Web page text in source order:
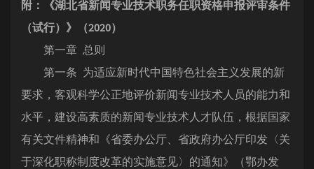
附：《湖北省新闻专业技术职务任职资格申报评审条件
（试行）》（2020）
第一章 总则
第一条 为适应新时代中国特色社会主义发展的新
要求，客观科学公正地评价新闻专业技术人员的能力和
水平，建设高素质的新闻专业技术人才队伍，根据国家
有关文件精神和《省委办公厅、省政府办公厅印发〈关
于深化职称制度改革的实施意见〉的通知》（鄂办发